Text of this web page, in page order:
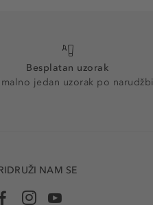
Besplatan uzorak
jedan uzorak po narudžbi
NAM SE